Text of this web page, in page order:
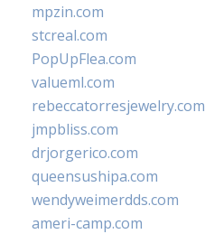
mpzin.com
stcreal.com
PopUpFlea.com
valueml.com
rebeccatorresjewelry.com
jmpbliss.com
drjorgerico.com
queensushipa.com
wendyweimerdds.com
ameri-camp.com